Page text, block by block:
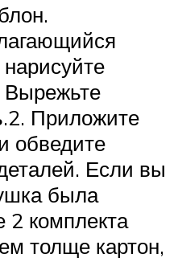
Вырежьте
Приложите
обведите
Если вы
была
2 комплекта
толще картон,